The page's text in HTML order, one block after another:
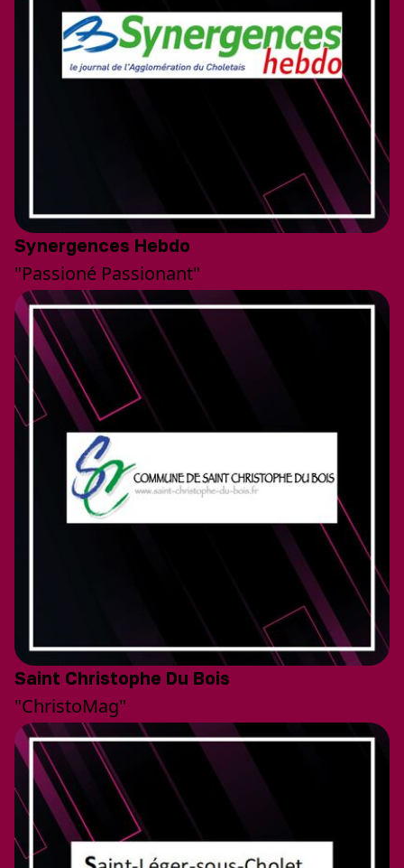
Synergences Hebdo
"Passioné Passionant"
Saint Christophe Du Bois
"ChristoMag"